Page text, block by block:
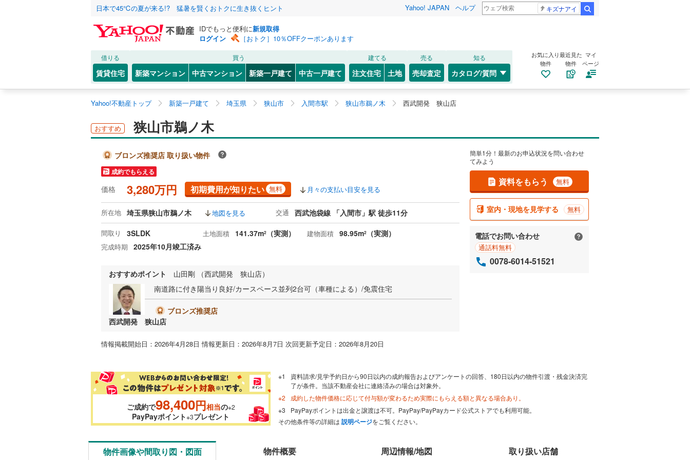
日本で45℃の夏が来る!? 猛暑を賢くおトクに生き抜くヒント Yahoo! JAPAN ヘルプ キズナアイ
IDでもっと便利に新規取得
ログイン
［おトク］10％OFFクーポンあります
借りる
賃貸住宅
買う
新築マンション 中古マンション 新築一戸建て 中古一戸建て
建てる
注文住宅 土地
売る
売却査定
知る
カタログ/質問
お気に入り
物件
最近見た
物件
マイ
ページ
Yahoo!不動産トップ 新築一戸建て 埼玉県 狭山市 入間市駅 狭山市鵜ノ木 西武開発 狭山店
おすすめ 狭山市鵜ノ木
ブロンズ推奨店 取り扱い物件
成約でもらえる
価格 3,280万円 初期費用が知りたい 無料 月々の支払い目安を見る
所在地 埼玉県狭山市鵜ノ木 地図を見る 交通 西武池袋線 「入間市」駅 徒歩11分
間取り 3SLDK 土地面積 141.37m2 （実測） 建物面積 98.95m2 （実測）
完成時期 2025年10月竣工済み
おすすめポイント
山田剛 （西武開発 狭山店）
南道路に付き陽当り良好/カースペース並列2台可（車種による）/免震住宅
ブロンズ推奨店
西武開発 狭山店
情報掲載開始日：2026年4月28日 情報更新日：2026年8月7日 次回更新予定日：2026年8月20日
簡単1分！最新のお申込状況を問い合わせ
てみよう
資料をもらう 無料
室内・現地を見学する 無料
電話でお問い合わせ
通話料無料
0078-6014-51521
ご成約で98,400円相当の※2
PayPayポイント※3プレゼント
資料請求/見学予約日から90日以内の成約報告およびアンケートの回答、180日以内の物件引渡・残金決済完
了が条件。当該不動産会社に連絡済みの場合は対象外。
成約した物件価格に応じて付与額が変わるため実際にもらえる額と異なる場合あり。
PayPayポイントは出金と譲渡は不可。PayPay/PayPayカード公式ストアでも利用可能。
その他条件等の詳細は 説明ページをご覧ください。
物件画像や間取り図・図面 物件概要 周辺情報/地図 取り扱い店舗